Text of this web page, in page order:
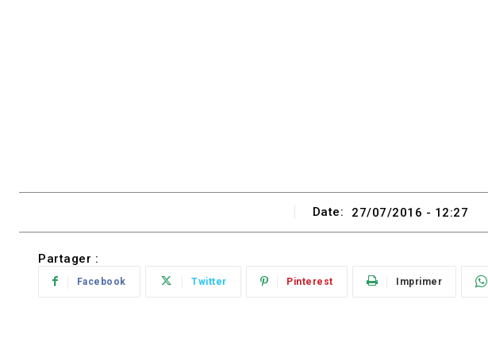
Date: 27/07/2016 - 12:27
Partager :
Facebook Twitter Pinterest Imprimer